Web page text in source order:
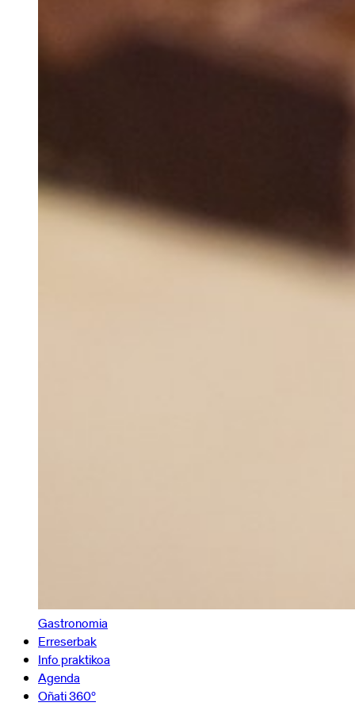
Gastronomia
Erreserbak
Info praktikoa
Agenda
Oñati 360º